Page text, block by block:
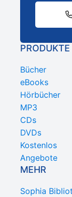
PRODUKTE
Bücher
eBooks
Hörbücher
MP3
CDs
DVDs
Kostenlos
Angebote
MEHR
Sophia